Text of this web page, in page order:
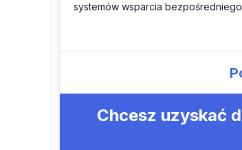
systemów wsparcia
Chcesz uzyskać